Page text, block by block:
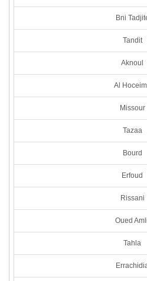
Bni
Tandit
Aknoul
Al
Missour
Tazaa
Bourd
Erfoud
Rissani
Oued Amlil
Tahla